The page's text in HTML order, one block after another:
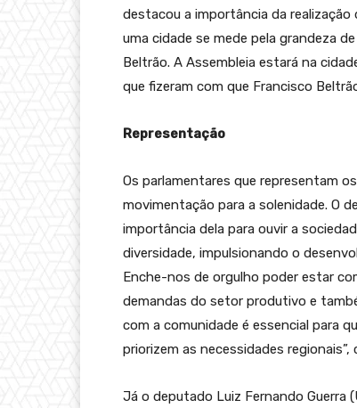
destacou a importância da
uma cidade se mede pela grandeza
Beltrão. A Assembleia estará na
que fizeram com que Francisco
Representação
Os parlamentares que representam
movimentação para a solenidade. O
importância dela para ouvir a
diversidade, impulsionando o
Enche-nos de orgulho poder estar
demandas do setor produtivo e
com a comunidade é essencial para
priorizem as necessidades regionais”,
Já o deputado Luiz Fernando Guerra